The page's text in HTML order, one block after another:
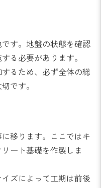
す。地盤の状態を確認
る必要があります。
るため、必ず全体の総
です。
移ります。ここではキ
ート基礎を作製しま
ズによって工期は前後